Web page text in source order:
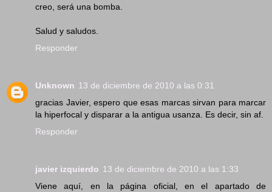
creo, será una bomba.
Salud y saludos.
Responder
Unknown 13 de diciembre de 2010 a las 0:31
gracias Javier, espero que esas marcas sirvan para marcar
la hiperfocal y disparar a la antigua usanza. Es decir, sin af.
Responder
javier izquierdo 13 de diciembre de 2010 a las 1:33
Viene aquí, en la página oficial, en el apartado de